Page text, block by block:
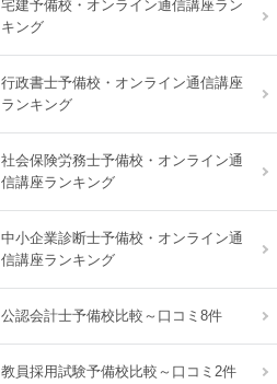
宅建予備校・オンライン通信講座ラン
キング
行政書士予備校・オンライン通信講座
ランキング
社会保険労務士予備校・オンライン通
信講座ランキング
中小企業診断士予備校・オンライン通
信講座ランキング
公認会計士予備校比較～口コミ8件
教員採用試験予備校比較～口コミ2件